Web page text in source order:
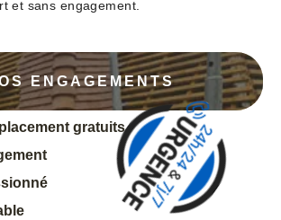
et sans engagement.
ENGAGEMENTS
gratuits